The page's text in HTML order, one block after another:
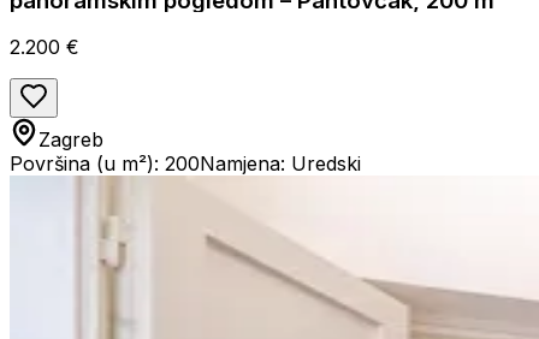
2.200 €
Zagreb
Površina (u m²): 200Namjena: Uredski